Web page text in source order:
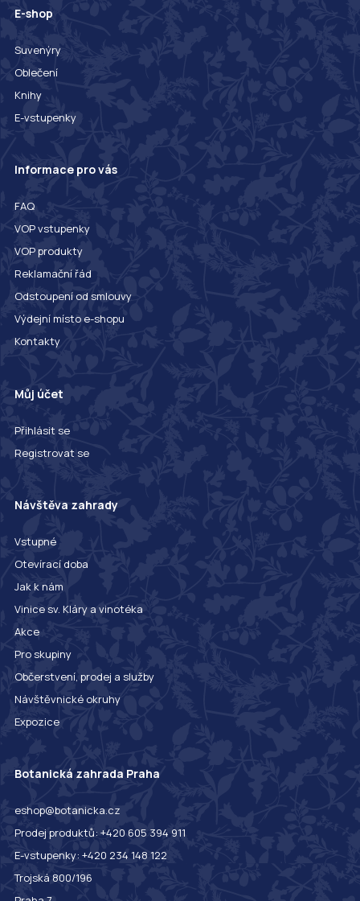
E-shop
Suvenýry
Oblečení
Knihy
E-vstupenky
Informace pro vás
FAQ
VOP vstupenky
VOP produkty
Reklamační řád
Odstoupení od smlouvy
Výdejní místo e-shopu
Kontakty
Můj účet
Přihlásit se
Registrovat se
Návštěva zahrady
Vstupné
Otevírací doba
Jak k nám
Vinice sv. Kláry a vinotéka
Akce
Pro skupiny
Občerstvení, prodej a služby
Návštěvnické okruhy
Expozice
Botanická zahrada Praha
eshop@botanicka.cz
Prodej produktů: +420 605 394 911
E-vstupenky: +420 234 148 122
Trojská 800/196